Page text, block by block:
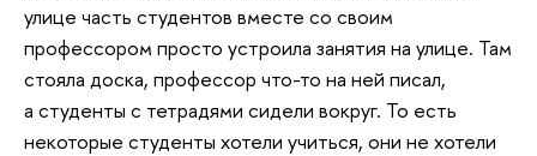
улице часть студентов вместе со своим
профессором просто устроила занятия на улице. Там
стояла доска, профессор что-то на ней писал,
а студенты с тетрадями сидели вокруг. То есть
некоторые студенты хотели учиться, они не хотели